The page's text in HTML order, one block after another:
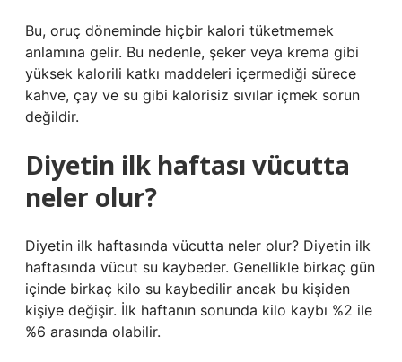
Bu, oruç döneminde hiçbir kalori tüketmemek
anlamına gelir. Bu nedenle, şeker veya krema gibi
yüksek kalorili katkı maddeleri içermediği sürece
kahve, çay ve su gibi kalorisiz sıvılar içmek sorun
değildir.
Diyetin ilk haftası vücutta
neler olur?
Diyetin ilk haftasında vücutta neler olur? Diyetin ilk
haftasında vücut su kaybeder. Genellikle birkaç gün
içinde birkaç kilo su kaybedilir ancak bu kişiden
kişiye değişir. İlk haftanın sonunda kilo kaybı %2 ile
%6 arasında olabilir.